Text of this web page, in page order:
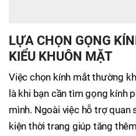
LỰA CHỌN GỌNG
KIỂU KHUÔN MẶT
Việc chọn kính mắt thường
là khi bạn cần tìm gọng kính
mình. Ngoài việc hỗ trợ quan
kiện thời trang giúp tăng